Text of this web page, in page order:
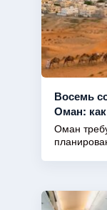
Восемь
Оман:
Оман